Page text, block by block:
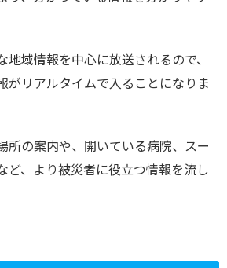
地域情報を中心に放送されるので、
がリアルタイムで入ることになりま
所の案内や、開いている病院、スー
ど、より被災者に役立つ情報を流し